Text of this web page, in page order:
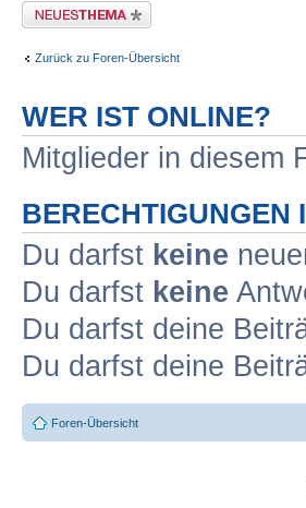
Neues Thema erstellen
Zurück zu Foren-Übersicht
WER IST ONLINE?
Mitglieder in diesem
BERECHTIGUNGEN
Du darfst keine
Du darfst keine
Du darfst deine
Du darfst deine
Foren-Übersicht